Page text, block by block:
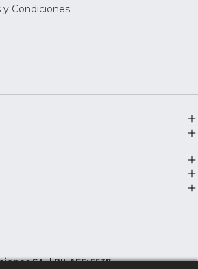
y Condiciones
S.L. | RII-AEE: 5537